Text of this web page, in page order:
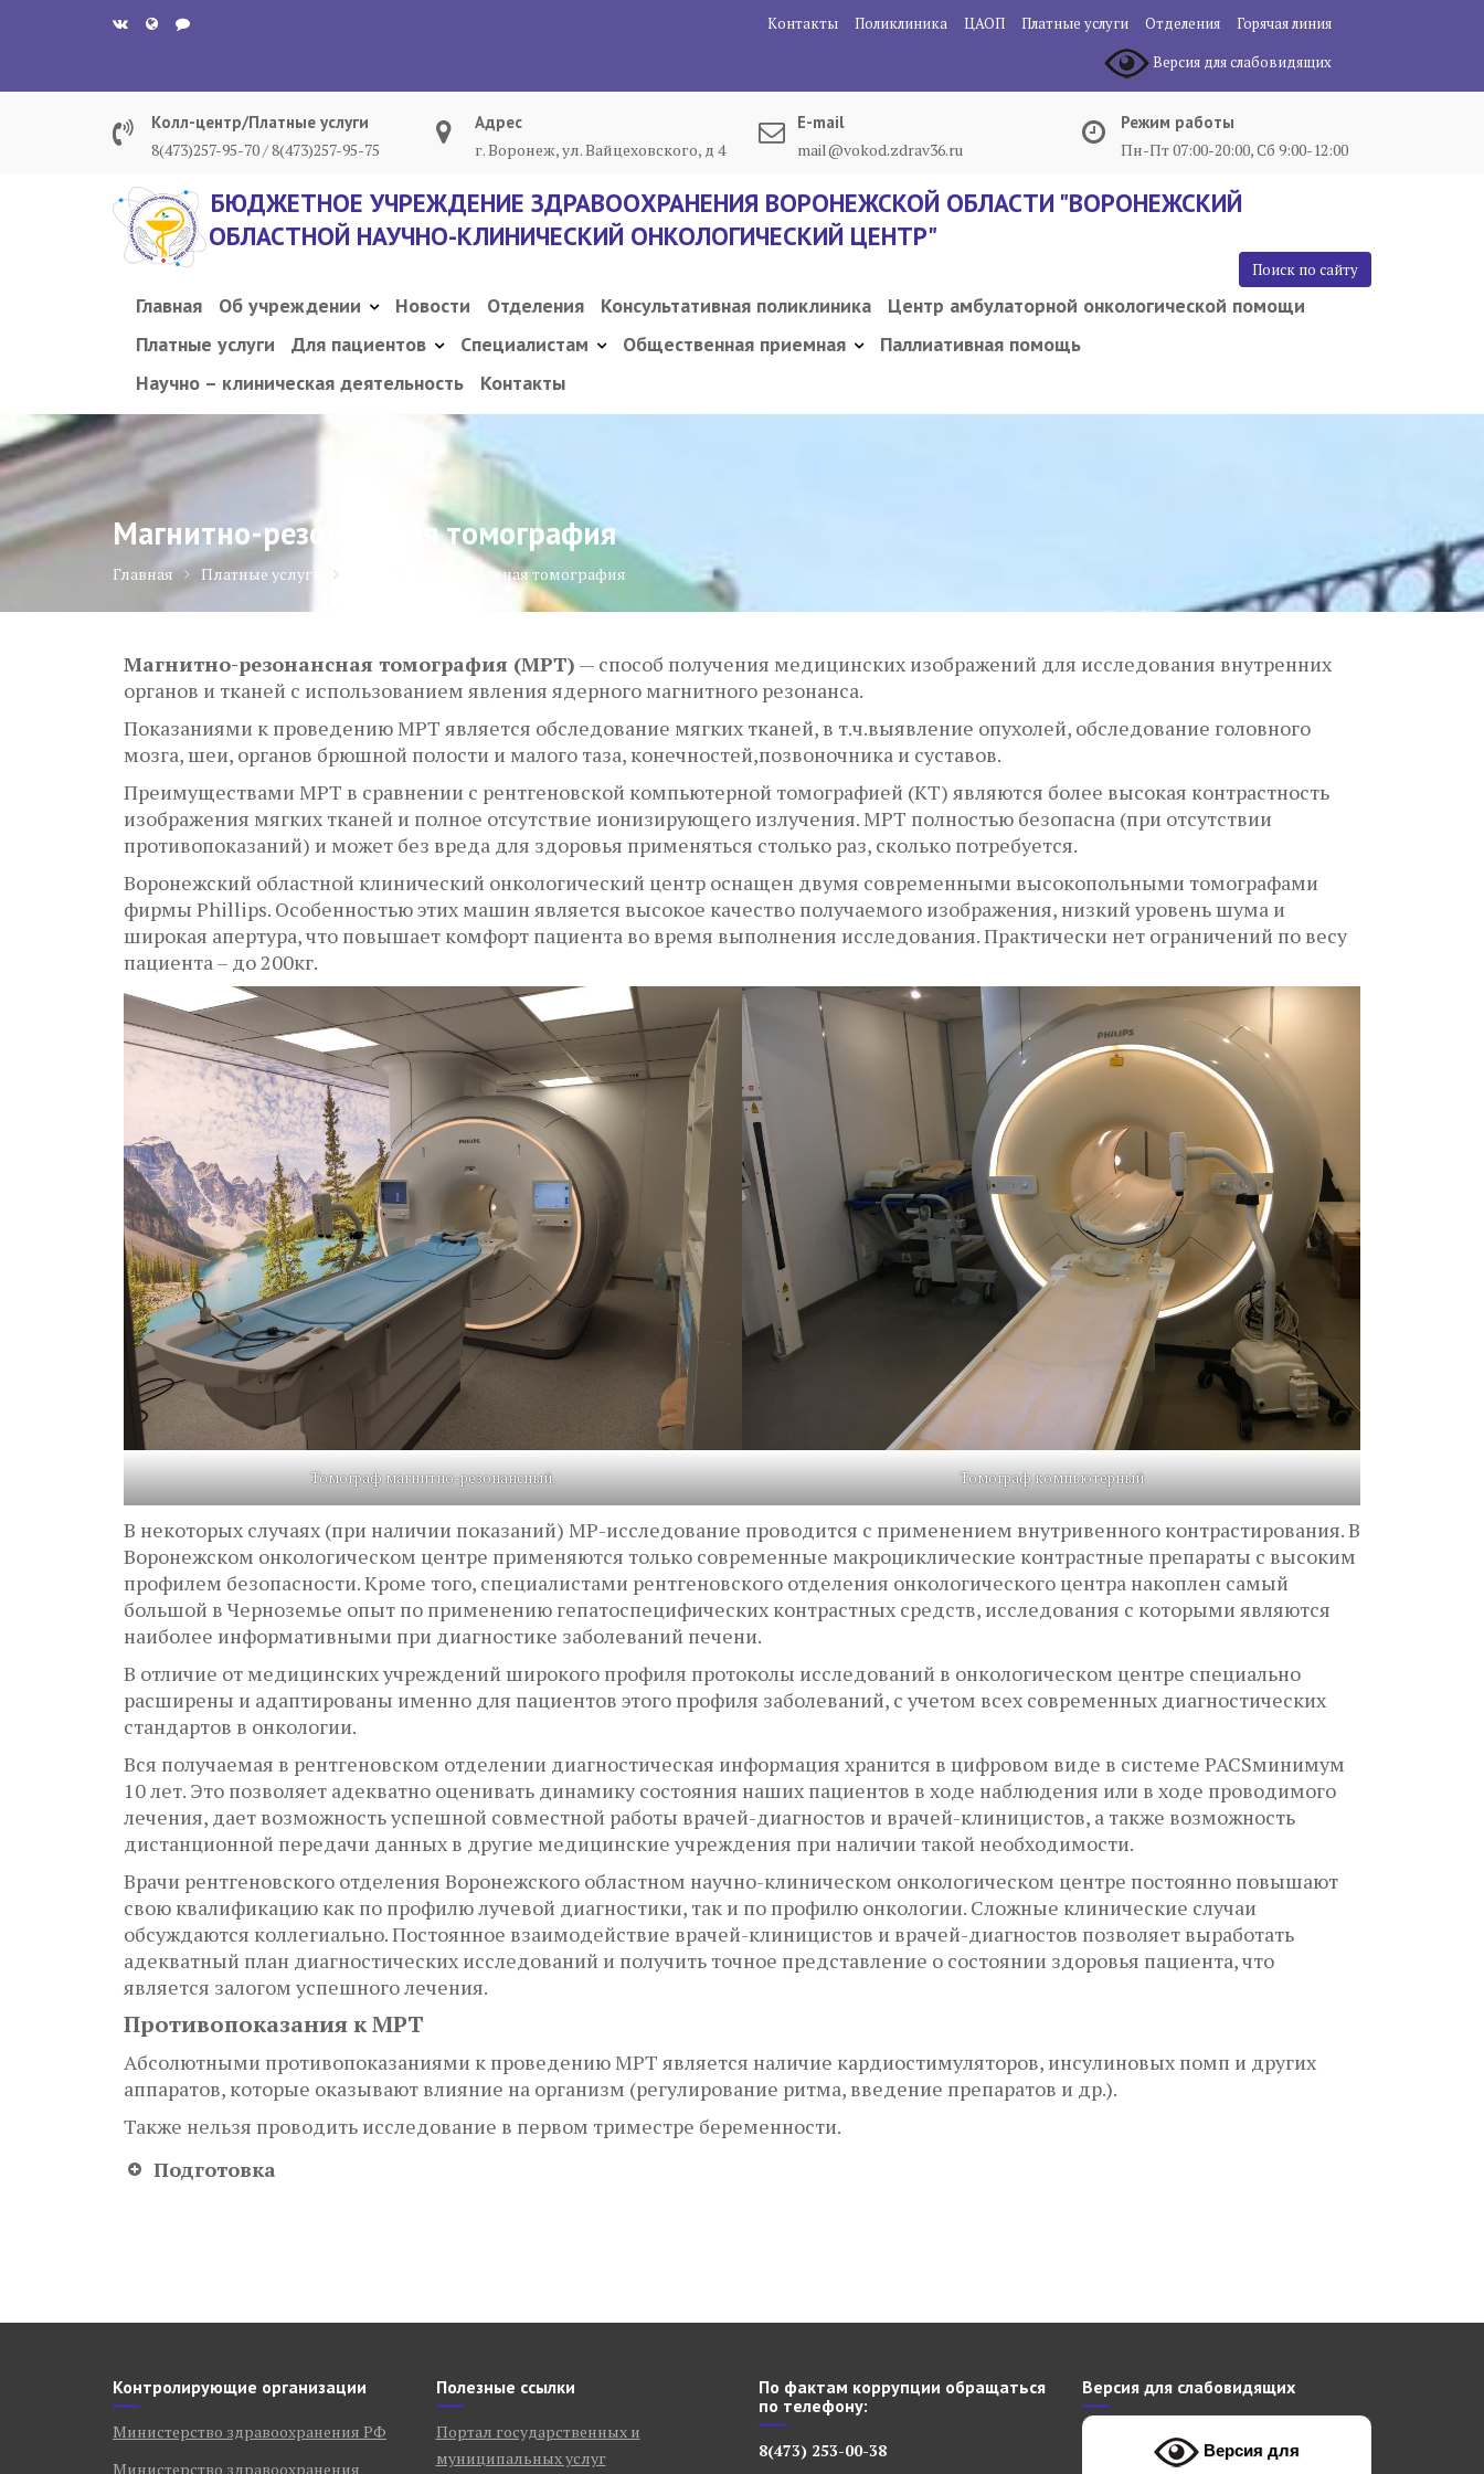
Контакты Поликлиника ЦАОП Платные услуги Отделения
Горячая линия
Версия для слабовидящих
Колл-центр/Платные услуги
8(473)257-95-70 / 8(473)257-95-75
Адрес
г. Воронеж, ул. Вайцеховского, д 4
E-mail
mail@vokod.zdrav36.ru
Режим работы
Пн-Пт 07:00-20:00, Сб 9:00-12:00
БЮДЖЕТНОЕ УЧРЕЖДЕНИЕ ЗДРАВООХРАНЕНИЯ ВОРОНЕЖСКОЙ ОБЛАСТИ "ВОРОНЕЖСКИЙ
ОБЛАСТНОЙ НАУЧНО-КЛИНИЧЕСКИЙ ОНКОЛОГИЧЕСКИЙ ЦЕНТР"
Поиск по сайту
Главная Об учреждении Новости Отделения Консультативная поликлиника
Центр амбулаторной онкологической помощи
Платные услуги
Для пациентов Специалистам Общественная приемная
Паллиативная помощь
Научно – клиническая деятельность
Контакты
Магнитно-резонансная томография
Главная Платные услуги Магнитно-резонансная томография
Магнитно-резонансная томография (МРТ) — способ получения медицинских изображений для исследования внутренних
органов и тканей с использованием явления ядерного магнитного резонанса.
Показаниями к проведению МРТ является обследование мягких тканей, в т.ч.выявление опухолей, обследование головного
мозга, шеи, органов брюшной полости и малого таза, конечностей,позвоночника и суставов.
Преимуществами МРТ в сравнении с рентгеновской компьютерной томографией (КТ) являются более высокая контрастность
изображения мягких тканей и полное отсутствие ионизирующего излучения. МРТ полностью безопасна (при отсутствии
противопоказаний) и может без вреда для здоровья применяться столько раз, сколько потребуется.
Воронежский областной клинический онкологический центр оснащен двумя современными высокопольными томографами
фирмы Phillips. Особенностью этих машин является высокое качество получаемого изображения, низкий уровень шума и
широкая апертура, что повышает комфорт пациента во время выполнения исследования. Практически нет ограничений по весу
пациента – до 200кг.
Томограф магнитно-резонансный. Томограф компьютерный
В некоторых случаях (при наличии показаний) МР-исследование проводится с применением внутривенного контрастирования. В
Воронежском онкологическом центре применяются только современные макроциклические контрастные препараты с высоким
профилем безопасности. Кроме того, специалистами рентгеновского отделения онкологического центра накоплен самый
большой в Черноземье опыт по применению гепатоспецифических контрастных средств, исследования с которыми являются
наиболее информативными при диагностике заболеваний печени.
В отличие от медицинских учреждений широкого профиля протоколы исследований в онкологическом центре специально
расширены и адаптированы именно для пациентов этого профиля заболеваний, с учетом всех современных диагностических
стандартов в онкологии.
Вся получаемая в рентгеновском отделении диагностическая информация хранится в цифровом виде в системе PACSминимум
10 лет. Это позволяет адекватно оценивать динамику состояния наших пациентов в ходе наблюдения или в ходе проводимого
лечения, дает возможность успешной совместной работы врачей-диагностов и врачей-клиницистов, а также возможность
дистанционной передачи данных в другие медицинские учреждения при наличии такой необходимости.
Врачи рентгеновского отделения Воронежского областном научно-клиническом онкологическом центре постоянно повышают
свою квалификацию как по профилю лучевой диагностики, так и по профилю онкологии. Сложные клинические случаи
обсуждаются коллегиально. Постоянное взаимодействие врачей-клиницистов и врачей-диагностов позволяет выработать
адекватный план диагностических исследований и получить точное представление о состоянии здоровья пациента, что
является залогом успешного лечения.
Противопоказания к МРТ
Абсолютными противопоказаниями к проведению МРТ является наличие кардиостимуляторов, инсулиновых помп и других
аппаратов, которые оказывают влияние на организм (регулирование ритма, введение препаратов и др.).
Также нельзя проводить исследование в первом триместре беременности.
Подготовка
МРТ органов брюшной полости и забрюшинного пространства
Контролирующие организации
Министерство здравоохранения РФ
Министерство здравоохранения
Полезные ссылки
Портал государственных и
муниципальных услуг
По фактам коррупции обращаться
по телефону:
8(473) 253-00-38
Версия для слабовидящих
Версия для